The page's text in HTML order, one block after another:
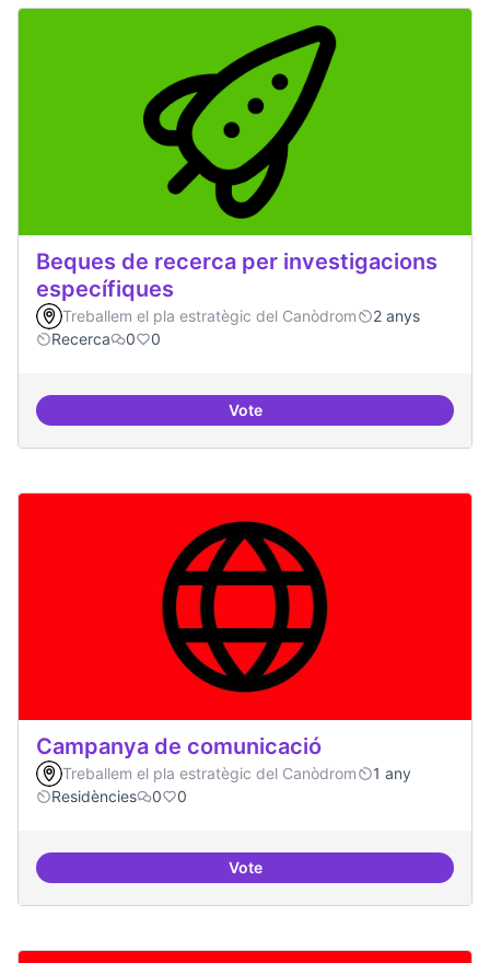
Beques de recerca per investigacions
específiques
Treballem el pla estratègic del Canòdrom
2 anys
Recerca
0 0
VoteBeques de recerca per
Campanya de comunicació
Treballem el pla estratègic del Canòdrom
1 any
Residències
0 0
VoteCampanya de comunicació